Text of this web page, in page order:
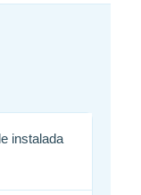
instalada